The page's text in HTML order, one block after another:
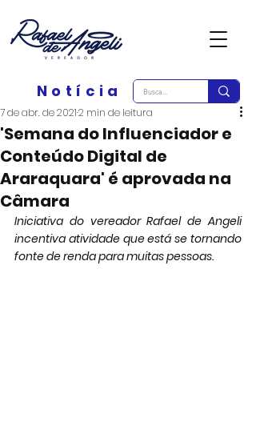
Notícia
'Semana do Influenciador e
Conteúdo Digital de
Araraquara' é aprovada na
Câmara
7 de abr. de 20212 min de leitura
Iniciativa do vereador Rafael de Angeli
incentiva atividade que está se tornando
fonte de renda para muitas pessoas.